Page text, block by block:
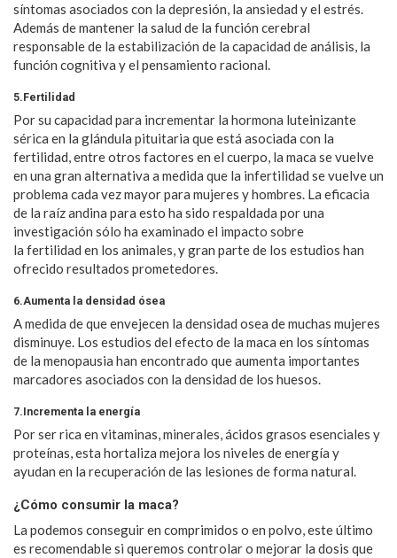
síntomas asociados con la depresión, la ansiedad y el estrés.
Además de mantener la salud de la función cerebral
responsable de la estabilización de la capacidad de análisis, la
función cognitiva y el pensamiento racional.
5.Fertilidad
Por su capacidad para incrementar la hormona luteinizante
sérica en la glándula pituitaria que está asociada con la
fertilidad, entre otros factores en el cuerpo, la maca se vuelve
en una gran alternativa a medida que la infertilidad se vuelve un
problema cada vez mayor para mujeres y hombres. La eficacia
de la raíz andina para esto ha sido respaldada por una
investigación sólo ha examinado el impacto sobre
la fertilidad en los animales, y gran parte de los estudios han
ofrecido resultados prometedores.
6.Aumenta la densidad ósea
A medida de que envejecen la densidad osea de muchas mujeres
disminuye. Los estudios del efecto de la maca en los síntomas
de la menopausia han encontrado que aumenta importantes
marcadores asociados con la densidad de los huesos.
7.Incrementa la energía
Por ser rica en vitaminas, minerales, ácidos grasos esenciales y
proteínas, esta hortaliza mejora los niveles de energía y
ayudan en la recuperación de las lesiones de forma natural.
¿Cómo consumir la maca?
La podemos conseguir en comprimidos o en polvo, este último
es recomendable si queremos controlar o mejorar la dosis que